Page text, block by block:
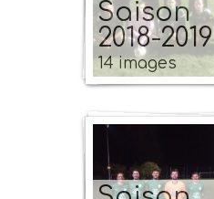
Saison
2018-2019
14 images